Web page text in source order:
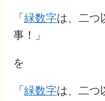
「緑数字は、二つ
事！」
を
「緑数字は、二つ